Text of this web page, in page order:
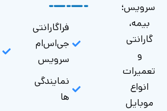
سرویس؛
بیمه،
گارانتی
و
تعمیرات
انواع
موبایل
فراگارانتی
جی‌اس‌ام
سرویس
نمایندگی
ها